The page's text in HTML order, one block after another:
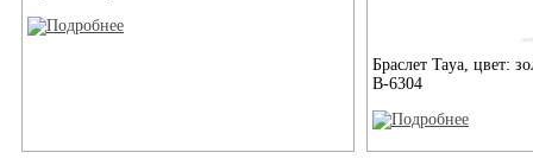
Браслет Taya, цвет:
B-6304